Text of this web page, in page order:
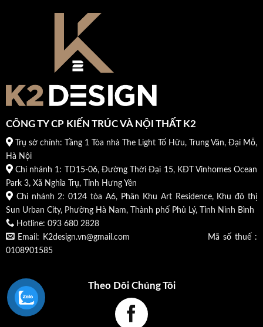
CÔNG TY CP KIẾN TRÚC VÀ NỘI THẤT K2
Trụ sở chính: Tầng 1 Tòa nhà The Light Tố Hữu, Trung Văn, Đại Mỗ,
Hà Nội
Chi nhánh 1: TD15-06, Đường Thời Đại 15, KĐT Vinhomes Ocean
Park 3, Xã Nghĩa Trụ, Tỉnh Hưng Yên
Chi nhánh 2: 0124 tòa A6, Phân Khu Art Residence, Khu đô thị
Sun Urban City, Phường Hà Nam, Thành phố Phủ Lý, Tỉnh Ninh Bình
Hotline: 093 680 2828
Email: K2design.vn@gmail.com Mã số thuế :
0108901585
Theo Dõi Chúng Tôi